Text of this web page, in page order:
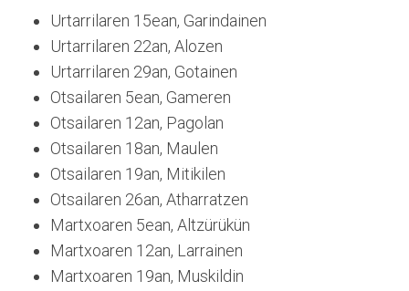
Urtarrilaren 15ean, Garindainen
Urtarrilaren 22an, Alozen
Urtarrilaren 29an, Gotainen
Otsailaren 5ean, Gameren
Otsailaren 12an, Pagolan
Otsailaren 18an, Maulen
Otsailaren 19an, Mitikilen
Otsailaren 26an, Atharratzen
Martxoaren 5ean, Altzürükün
Martxoaren 12an, Larrainen
Martxoaren 19an, Muskildin